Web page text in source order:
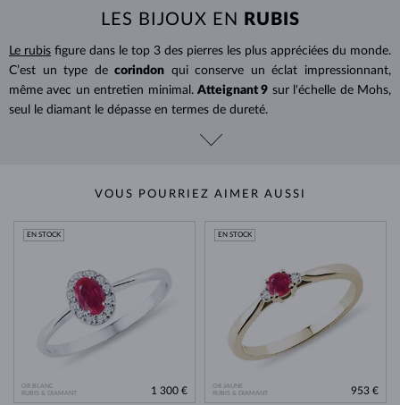
LES BIJOUX EN RUBIS
Le rubis figure dans le top 3 des pierres les plus appréciées du monde.
C’est un type de corindon qui conserve un éclat impressionnant,
même avec un entretien minimal. Atteignant 9 sur l'échelle de Mohs,
seul le diamant le dépasse en termes de dureté.
VOUS POURRIEZ AIMER AUSSI
OR BLANC
RUBIS & DIAMANT
EN STOCK
1 300 €
OR JAUNE
RUBIS & DIAMANT
EN STOCK
953 €